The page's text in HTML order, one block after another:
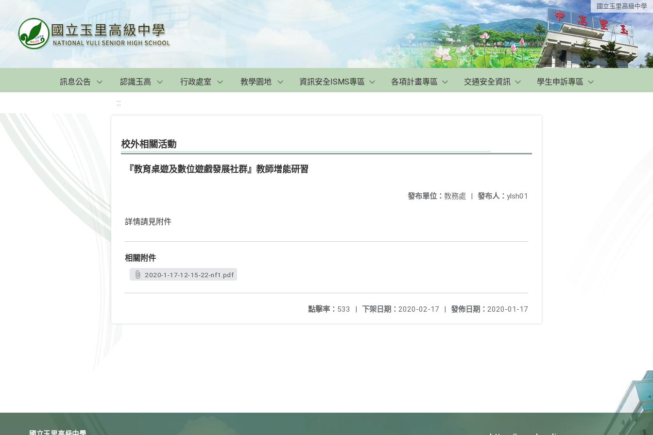
國立玉里高級中學
訊息公告 認識玉高 行政處室 教學園地 資訊安全ISMS專區 各項計畫專區 交通安全資訊 學生申訴專區
:::
校外相關活動
『教育桌遊及數位遊戲發展社群』教師增能研習
發布人： ylsh01
發布單位： 教務處 |
詳情請見附件
相關附件
2020-1-17-12-15-22-nf1.pdf
發佈日期： 2020-01-17
下架日期： 2020-02-17 |
點擊率： 533 |